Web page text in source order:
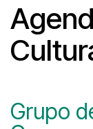
Grupo